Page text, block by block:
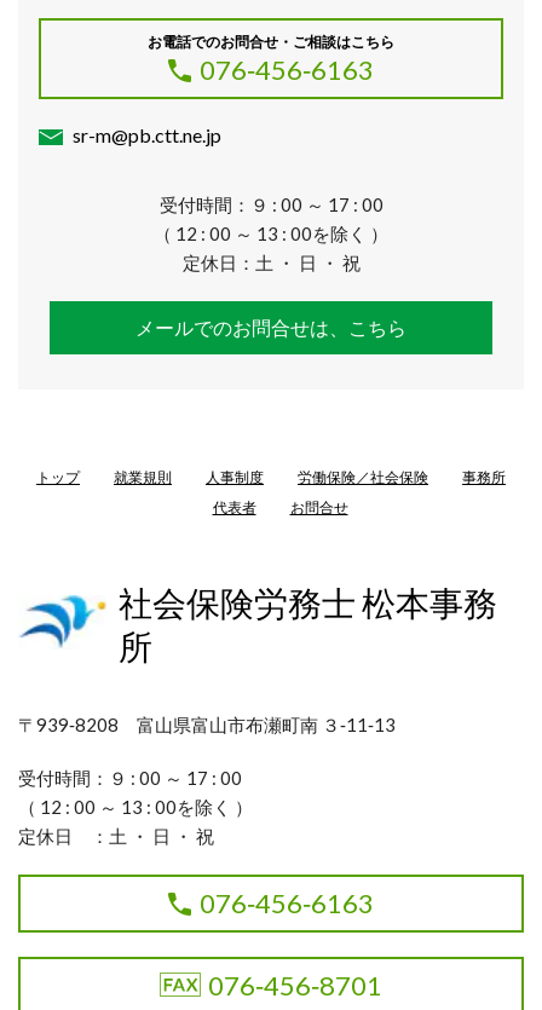
お電話でのお問合せ・ご相談はこちら
076‐456‐6163
sr-m@pb.ctt.ne.jp
受付時間：９ : 00 ～ 17 : 00
（ 12 : 00 ～ 13 : 00を除く ）
定休日：土 ・ 日 ・ 祝
メールでのお問合せは、こちら
トップ 就業規則 人事制度 労働保険／社会保険
事務所
代表者
お問合せ
社会保険労務士 松本事務
所
〒939‐8208 富山県富山市布瀬町南 ３‐11‐13
受付時間：９ : 00 ～ 17 : 00
（ 12 : 00 ～ 13 : 00を除く ）
定休日 ：土 ・ 日 ・ 祝
076‐456‐6163
076‐456‐8701